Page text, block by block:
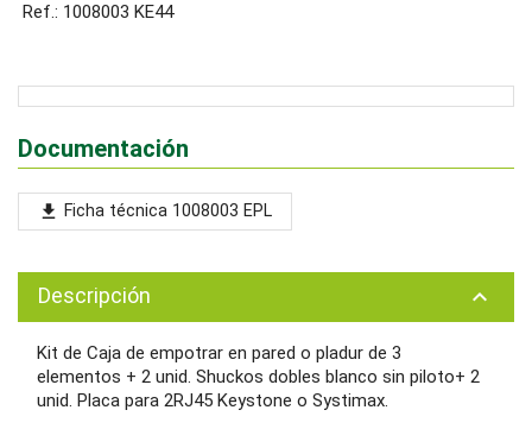
Ref.: 1008003 KE44
Documentación
file_download Ficha técnica 1008003 EPL
Descripción keyboard_arrow_up
Kit de Caja de empotrar en pared o pladur de 3
elementos + 2 unid. Shuckos dobles blanco sin piloto+ 2
unid. Placa para 2RJ45 Keystone o Systimax.